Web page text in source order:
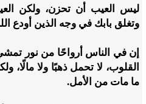
ليس العيب أن تحزن، ولكن
وتغلق بابك في وجه الذين أودع
إن في الناس أرواحًا من نور
القلوب، لا تحمل ذهبًا ولا مالًا،
ما مات من الأمل.